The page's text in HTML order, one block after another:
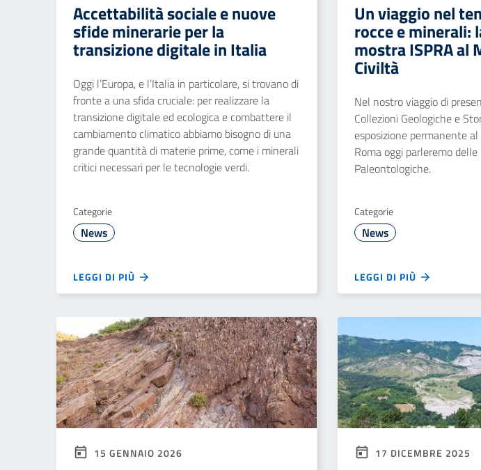
Accettabilità sociale e nuove
sfide minerarie per la
transizione digitale in Italia
Oggi l’Europa, e l’Italia in particolare, si trovano di
fronte a una sfida cruciale: per realizzare la
transizione digitale ed ecologica e combattere il
cambiamento climatico abbiamo bisogno di una
grande quantità di materie prime, come i minerali
critici necessari per le tecnologie verdi.
Categorie
News
LEGGI DI PIÙ
Un viaggio nel
rocce e minerali:
mostra ISPRA al
Civiltà
Nel nostro viaggio di
Collezioni Geologiche e
esposizione permanente
Roma oggi parleremo
Paleontologiche.
Categorie
News
LEGGI DI PIÙ
15 GENNAIO 2026 17 DICEMBRE 2025